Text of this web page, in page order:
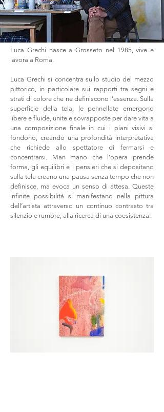
Luca Grechi nasce a Grosseto nel 1985, vive e
lavora a Roma.
Luca Grechi si concentra sullo studio del mezzo
pittorico, in particolare sui rapporti tra segni e
strati di colore che ne definiscono l’essenza. Sulla
superficie della tela, le pennellate emergono
libere e fluide, unite e sovrapposte per dare vita a
una composizione finale in cui i piani visivi si
fondono, creando una profondità interpretativa
che richiede allo spettatore di fermarsi e
concentrarsi. Man mano che l’opera prende
forma, gli equilibri e i pensieri che si depositano
sulla tela creano una pausa senza tempo che non
definisce, ma evoca un senso di attesa. Queste
infinite possibilità si manifestano nella pittura
dell’artista attraverso un continuo contrasto tra
silenzio e rumore, alla ricerca di una coesistenza.